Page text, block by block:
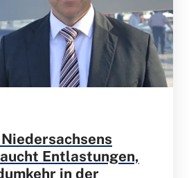
Entlastungen,
in der